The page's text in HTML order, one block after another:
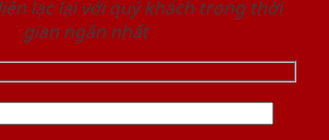
lạc lại với quý khách trong thời
gian ngắn nhất